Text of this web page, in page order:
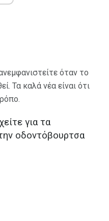
όταν το
Τα καλά νέα είναι ότι
για τα
οδοντόβουρτσα